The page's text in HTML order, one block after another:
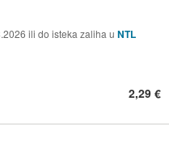
ili do isteka zaliha u NTL
2,29 €